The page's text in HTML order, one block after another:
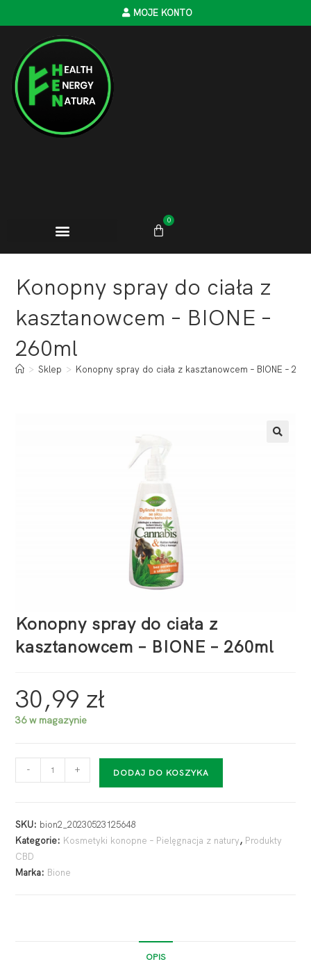
MOJE KONTO
0
Konopny spray do ciała z
kasztanowcem – BIONE –
260ml
> Sklep > Konopny spray do ciała z kasztanowcem – BIONE –
Konopny spray do ciała z
kasztanowcem – BIONE – 260ml
30,99 zł
36 w magazynie
- + DODAJ DO KOSZYKA
SKU: bion2_20230523125648
Kategorie: Kosmetyki konopne – Pielęgnacja z natury, Produkty
CBD
Marka: Bione
OPIS